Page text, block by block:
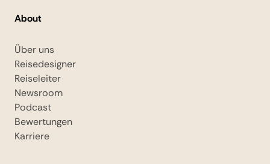
About
Über uns
Reisedesigner
Reiseleiter
Newsroom
Podcast
Bewertungen
Karriere